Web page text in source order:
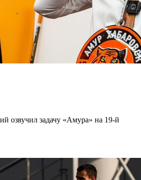
озвучил задачу «Амура» на 19-й